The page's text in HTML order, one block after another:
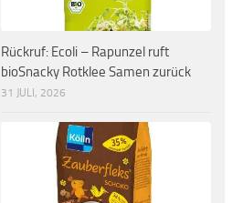
Rückruf: Ecoli – Rapunzel ruft
bioSnacky Rotklee Samen zurück
31 JULI, 2026